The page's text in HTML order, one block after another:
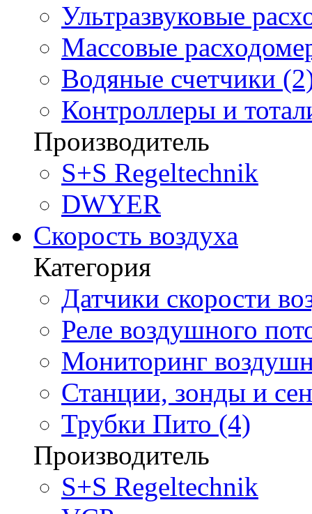
Ультразвуковые
Массовые
Водяные счетчики
Контроллеры и
Производитель
S+S Regeltechnik
DWYER
Скорость воздуха
Категория
Датчики скорости
Реле воздушного
Мониторинг
Станции, зонды и
Трубки Пито (4)
Производитель
S+S Regeltechnik